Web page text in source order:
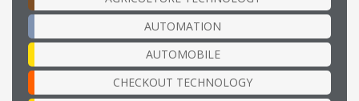
AUTOMATION
AUTOMOBILE
CHECKOUT TECHNOLOGY